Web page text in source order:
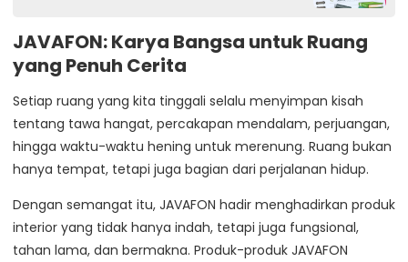
JAVAFON: Karya Bangsa untuk Ruang
yang Penuh Cerita
Setiap ruang yang kita tinggali selalu menyimpan kisah
tentang tawa hangat, percakapan mendalam, perjuangan,
hingga waktu-waktu hening untuk merenung. Ruang bukan
hanya tempat, tetapi juga bagian dari perjalanan hidup.
Dengan semangat itu, JAVAFON hadir menghadirkan produk
interior yang tidak hanya indah, tetapi juga fungsional,
tahan lama, dan bermakna. Produk-produk JAVAFON